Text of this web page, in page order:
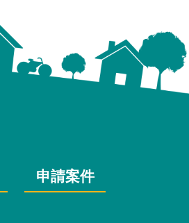
申請案件